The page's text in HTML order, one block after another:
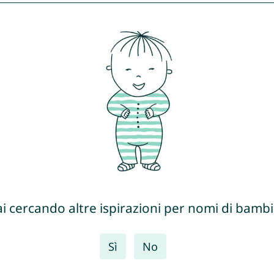
cercando altre ispirazioni per nomi di
Sì No